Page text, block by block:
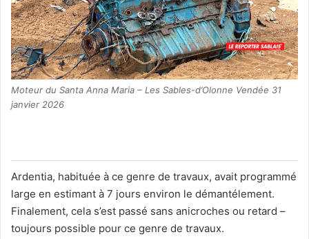
Moteur du Santa Anna Maria – Les Sables-d’Olonne Vendée 31
janvier 2026
Ardentia, habituée à ce genre de travaux, avait programmé
large en estimant à 7 jours environ le démantélement.
Finalement, cela s’est passé sans anicroches ou retard –
toujours possible pour ce genre de travaux.